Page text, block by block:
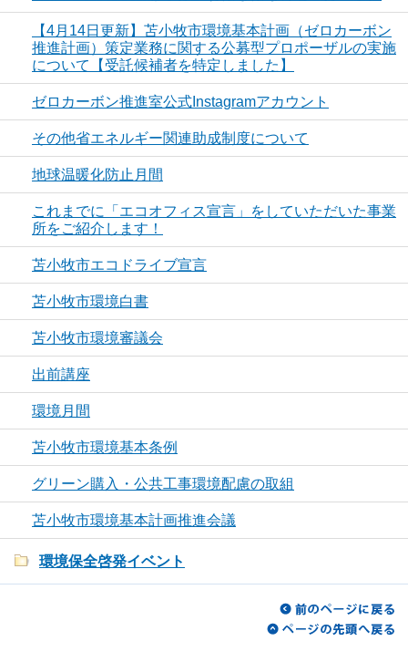
【4月14日更新】苫小牧市環境基本計画（ゼロカーボン
推進計画）策定業務に関する公募型プロポーザルの実施
について【受託候補者を特定しました】
ゼロカーボン推進室公式Instagramアカウント
その他省エネルギー関連助成制度について
地球温暖化防止月間
これまでに「エコオフィス宣言」をしていただいた事業
所をご紹介します！
苫小牧市エコドライブ宣言
苫小牧市環境白書
苫小牧市環境審議会
出前講座
環境月間
苫小牧市環境基本条例
グリーン購入・公共工事環境配慮の取組
苫小牧市環境基本計画推進会議
環境保全啓発イベント